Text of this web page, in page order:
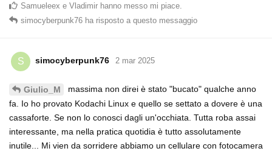
Samueleex e Vladimir hanno messo mi piace
simocyberpunk76 ha risposto a questo messaggio
S simocyberpunk76 2 mar 2025
Giulio_M
massima non direi è stato "bucato" qualche anno
fa. Io ho provato Kodachi Linux e quello se settato a dovere è una
cassaforte. Se non lo conosci dagli un'occhiata. Tutta roba assai
interessante, ma nella pratica quotidia è tutto assolutamente
inutile... Mi vien da sorridere abbiamo un cellulare con fotocamera